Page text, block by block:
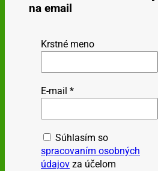
na email
Krstné meno
E-mail *
Súhlasím so
spracovaním osobných
údajov za účelom